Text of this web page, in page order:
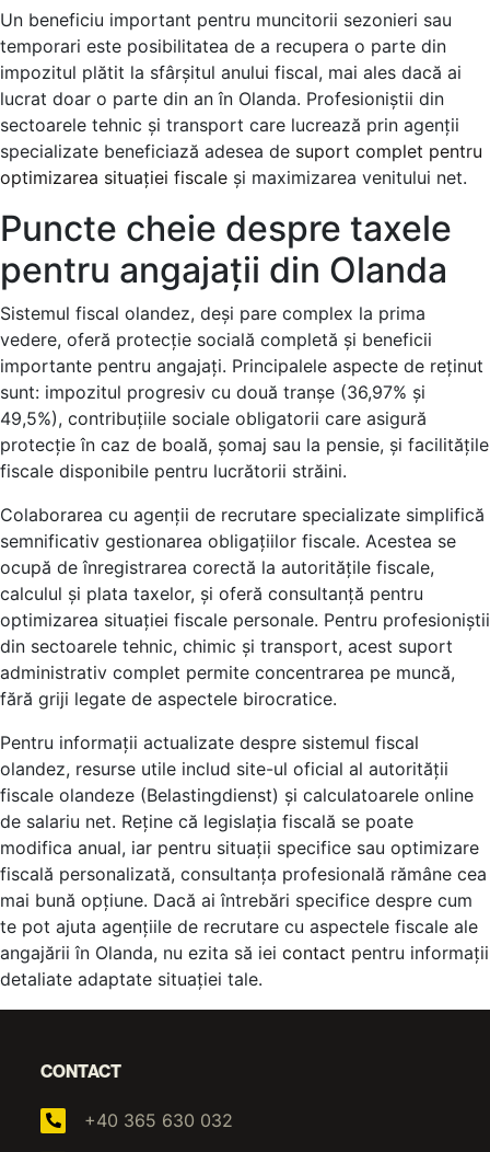
Un beneficiu important pentru muncitorii sezonieri sau
temporari este posibilitatea de a recupera o parte din
impozitul plătit la sfârșitul anului fiscal, mai ales dacă ai
lucrat doar o parte din an în Olanda. Profesioniștii din
sectoarele tehnic și transport care lucrează prin agenții
specializate beneficiază adesea de suport complet pentru
optimizarea situației fiscale și maximizarea venitului net.
Puncte cheie despre taxele
pentru angajații din Olanda
Sistemul fiscal olandez, deși pare complex la prima
vedere, oferă protecție socială completă și beneficii
importante pentru angajați. Principalele aspecte de reținut
sunt: impozitul progresiv cu două tranșe (36,97% și
49,5%), contribuțiile sociale obligatorii care asigură
protecție în caz de boală, șomaj sau la pensie, și facilitățile
fiscale disponibile pentru lucrătorii străini.
Colaborarea cu agenții de recrutare specializate simplifică
semnificativ gestionarea obligațiilor fiscale. Acestea se
ocupă de înregistrarea corectă la autoritățile fiscale,
calculul și plata taxelor, și oferă consultanță pentru
optimizarea situației fiscale personale. Pentru profesioniștii
din sectoarele tehnic, chimic și transport, acest suport
administrativ complet permite concentrarea pe muncă,
fără griji legate de aspectele birocratice.
Pentru informații actualizate despre sistemul fiscal
olandez, resurse utile includ site-ul oficial al autorității
fiscale olandeze (Belastingdienst) și calculatoarele online
de salariu net. Reține că legislația fiscală se poate
modifica anual, iar pentru situații specifice sau optimizare
fiscală personalizată, consultanța profesională rămâne cea
mai bună opțiune. Dacă ai întrebări specifice despre cum
te pot ajuta agențiile de recrutare cu aspectele fiscale ale
angajării în Olanda, nu ezita să iei contact pentru informații
detaliate adaptate situației tale.
CONTACT
+40 365 630 032